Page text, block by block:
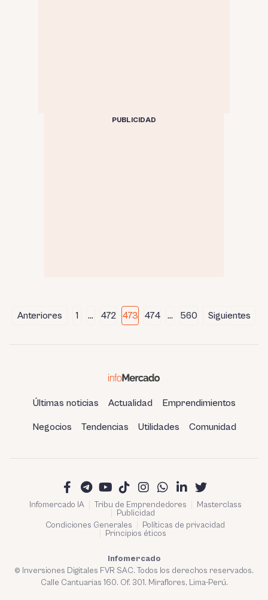
PUBLICIDAD
Paginación
Anteriores 1 … 472 473 474 … 560 Siguientes
Últimas noticias Actualidad Emprendimientos
Negocios Tendencias Utilidades Comunidad
Infomercado IA Tribu de Emprendedores
Masterclass
Publicidad
Condiciones Generales
Políticas de privacidad
Principios éticos
Infomercado
© Inversiones Digitales FVR SAC. Todos los derechos reservados.
Calle Cantuarias 160. Of. 301. Miraflores, Lima-Perú.